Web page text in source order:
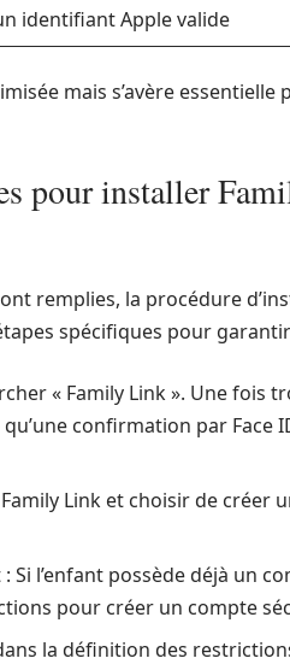
identifiant Apple valide
mais s’avère
pour installer
remplies, la procédure
spécifiques pour
« Family Link ». Une fois
confirmation par Face
Link et choisir de créer
Si l’enfant possède déjà un
pour créer un compte
la définition des